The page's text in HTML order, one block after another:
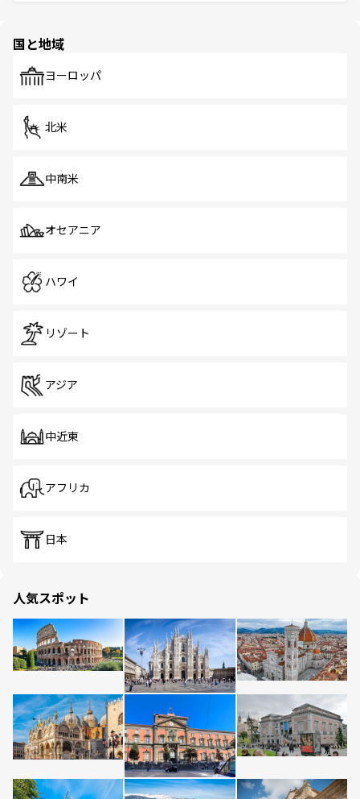
で、ホーカーズは地元の風情を楽しめる外せないスポット
国と地域
ヨーロッパ
北米
中南米
オセアニア
ハワイ
リゾート
アジア
中近東
アフリカ
日本
人気スポット